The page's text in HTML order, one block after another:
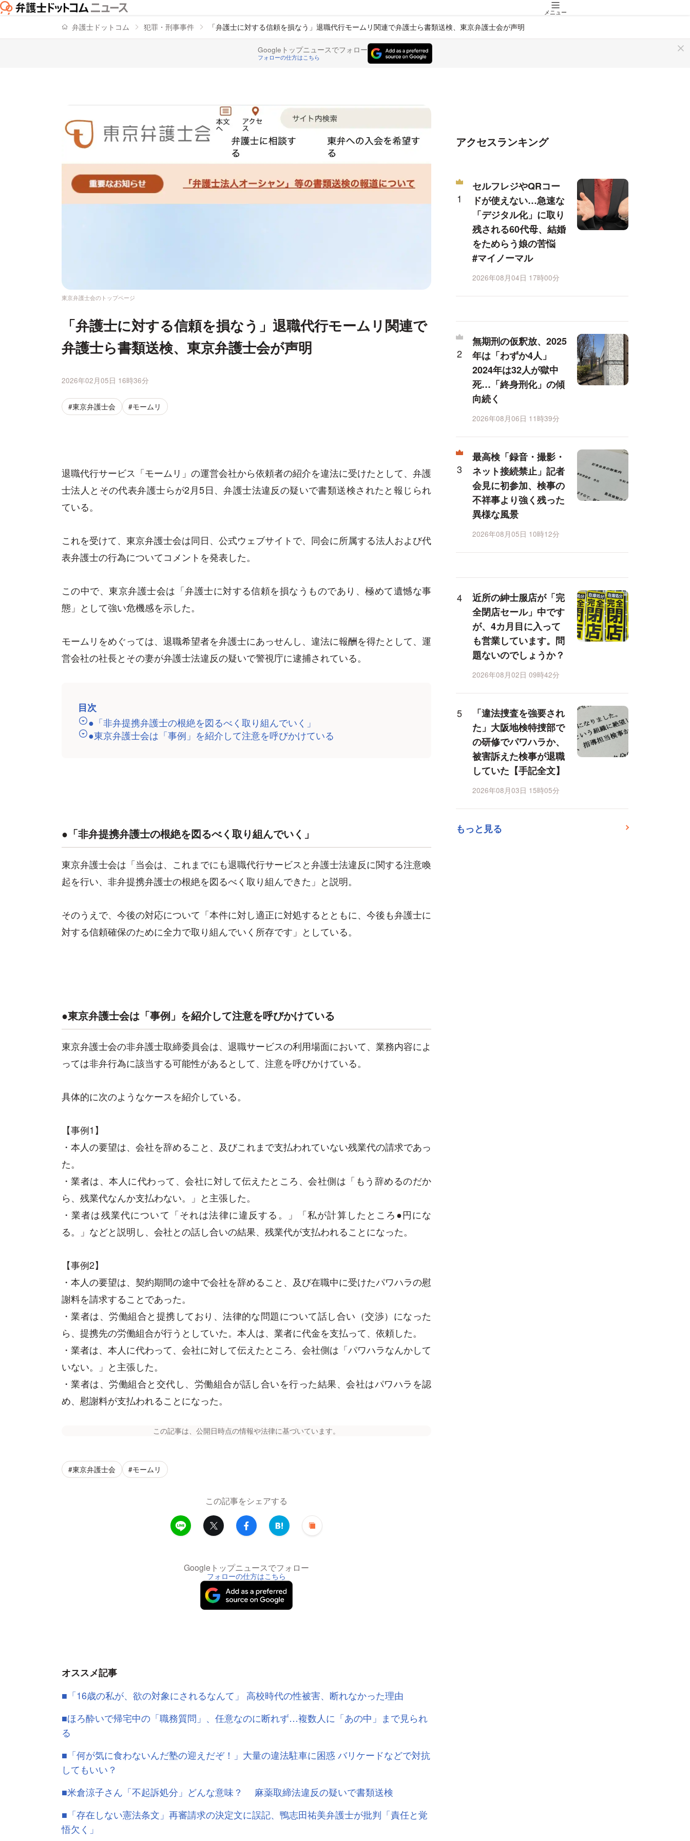
メニュー
弁護士ドットコム 犯罪・刑事事件 「弁護士に対する信頼を損なう」退職代行モームリ関連で弁護士ら書類送検、東京弁護士会が声明
Googleトップニュースでフォロー
フォローの仕方はこちら
東京弁護士会のトップページ
「弁護士に対する信頼を損なう」退職代行モームリ関連で
弁護士ら書類送検、東京弁護士会が声明
2026年02月05日 16時36分
#東京弁護士会 #モームリ
退職代行サービス「モームリ」の運営会社から依頼者の紹介を違法に受けたとして、弁護
士法人とその代表弁護士らが2月5日、弁護士法違反の疑いで書類送検されたと報じられ
ている。
これを受けて、東京弁護士会は同日、公式ウェブサイトで、同会に所属する法人および代
表弁護士の行為についてコメントを発表した。
この中で、東京弁護士会は「弁護士に対する信頼を損なうものであり、極めて遺憾な事
態」として強い危機感を示した。
モームリをめぐっては、退職希望者を弁護士にあっせんし、違法に報酬を得たとして、運
営会社の社長とその妻が弁護士法違反の疑いで警視庁に逮捕されている。
目次
●「非弁提携弁護士の根絶を図るべく取り組んでいく」
●東京弁護士会は「事例」を紹介して注意を呼びかけている
●「非弁提携弁護士の根絶を図るべく取り組んでいく」
東京弁護士会は「当会は、これまでにも退職代行サービスと弁護士法違反に関する注意喚
起を行い、非弁提携弁護士の根絶を図るべく取り組んできた」と説明。
そのうえで、今後の対応について「本件に対し適正に対処するとともに、今後も弁護士に
対する信頼確保のために全力で取り組んでいく所存です」としている。
●東京弁護士会は「事例」を紹介して注意を呼びかけている
東京弁護士会の非弁護士取締委員会は、退職サービスの利用場面において、業務内容によ
っては非弁行為に該当する可能性があるとして、注意を呼びかけている。
具体的に次のようなケースを紹介している。
【事例1】
・本人の要望は、会社を辞めること、及びこれまで支払われていない残業代の請求であっ
た。
・業者は、本人に代わって、会社に対して伝えたところ、会社側は「もう辞めるのだか
ら、残業代なんか支払わない。」と主張した。
・業者は残業代について「それは法律に違反する。」「私が計算したところ●円にな
る。」などと説明し、会社との話し合いの結果、残業代が支払われることになった。
【事例2】
・本人の要望は、契約期間の途中で会社を辞めること、及び在職中に受けたパワハラの慰
謝料を請求することであった。
・業者は、労働組合と提携しており、法律的な問題について話し合い（交渉）になった
ら、提携先の労働組合が行うとしていた。本人は、業者に代金を支払って、依頼した。
・業者は、本人に代わって、会社に対して伝えたところ、会社側は「パワハラなんかして
いない。」と主張した。
・業者は、労働組合と交代し、労働組合が話し合いを行った結果、会社はパワハラを認
め、慰謝料が支払われることになった。
この記事は、公開日時点の情報や法律に基づいています。
#東京弁護士会 #モームリ
この記事をシェアする
Googleトップニュースでフォロー
フォローの仕方はこちら
オススメ記事
■「16歳の私が、欲の対象にされるなんて」 高校時代の性被害、断れなかった理由
■ほろ酔いで帰宅中の「職務質問」、任意なのに断れず…複数人に「あの中」まで見られ
る
■「何が気に食わないんだ塾の迎えだぞ！」大量の違法駐車に困惑 バリケードなどで対抗
してもいい？
■米倉涼子さん「不起訴処分」どんな意味？ 麻薬取締法違反の疑いで書類送検
■「存在しない憲法条文」再審請求の決定文に誤記、鴨志田祐美弁護士が批判「責任と覚
悟欠く」
アクセスランキング
セルフレジやQRコー
ドが使えない…急速な
「デジタル化」に取り
残される60代母、結婚
をためらう娘の苦悩
#マイノーマル
2026年08月04日 17時00分
無期刑の仮釈放、2025
年は「わずか4人」
2024年は32人が獄中
死…「終身刑化」の傾
向続く
2026年08月06日 11時39分
最高検「録音・撮影・
ネット接続禁止」記者
会見に初参加、検事の
不祥事より強く残った
異様な風景
2026年08月05日 10時12分
近所の紳士服店が「完
全閉店セール」中です
が、4カ月目に入って
も営業しています。問
題ないのでしょうか？
2026年08月02日 09時42分
「違法捜査を強要され
た」大阪地検特捜部で
の研修でパワハラか、
被害訴えた検事が退職
していた【手記全文】
2026年08月03日 15時05分
もっと見る